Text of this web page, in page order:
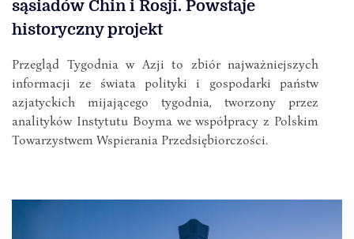
sąsiadów Chin i Rosji. Powstaje
historyczny projekt
Przegląd Tygodnia w Azji to zbiór najważniejszych
informacji ze świata polityki i gospodarki państw
azjatyckich mijającego tygodnia, tworzony przez
analityków Instytutu Boyma we współpracy z Polskim
Towarzystwem Wspierania Przedsiębiorczości.